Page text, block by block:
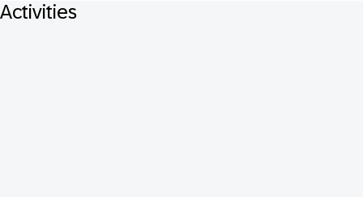
Activities